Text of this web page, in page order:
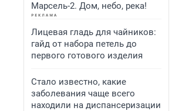
Марсель-2. Дом, небо, река!
Лицевая гладь для чайников:
гайд от набора петель до
первого готового изделия
Стало известно, какие
заболевания чаще всего
находили на диспансеризации